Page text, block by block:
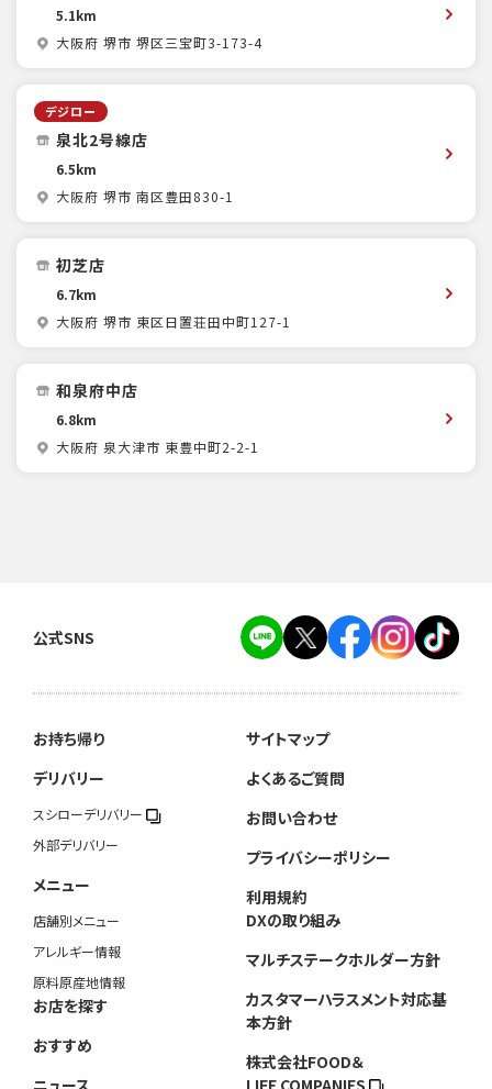
5.1km
大阪府 堺市 堺区三宝町3-173-4
デジロー
泉北2号線店
6.5km
大阪府 堺市 南区豊田830-1
初芝店
6.7km
大阪府 堺市 東区日置荘田中町127-1
和泉府中店
6.8km
大阪府 泉大津市 東豊中町2-2-1
公式SNS
お持ち帰り
デリバリー
スシローデリバリー
外部デリバリー
メニュー
店舗別メニュー
アレルギー情報
原料原産地情報
お店を探す
おすすめ
ニュース
サイトマップ
よくあるご質問
お問い合わせ
プライバシーポリシー
利用規約
DXの取り組み
マルチステークホルダー方針
カスタマーハラスメント対応基
本方針
株式会社FOOD＆
LIFE COMPANIES